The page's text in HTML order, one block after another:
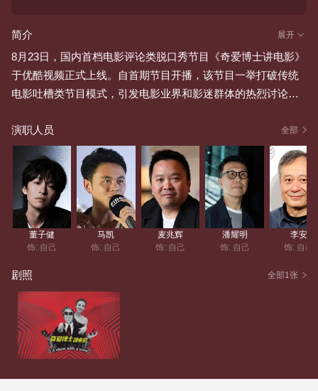
简介 展开
8月23日，国内首档电影评论类脱口秀节目《奇爱博士讲电影》
于优酷视频正式上线。自首期节目开播，该节目一举打破传统
电影吐槽类节目模式，引发电影业界和影迷群体的热烈讨论，
演职人员
全部
董子健
饰: 自己
马凯
饰: 自己
麦兆辉
饰: 自己
潘耀明
饰: 自己
李安
饰: 自己
剧照 全部1张